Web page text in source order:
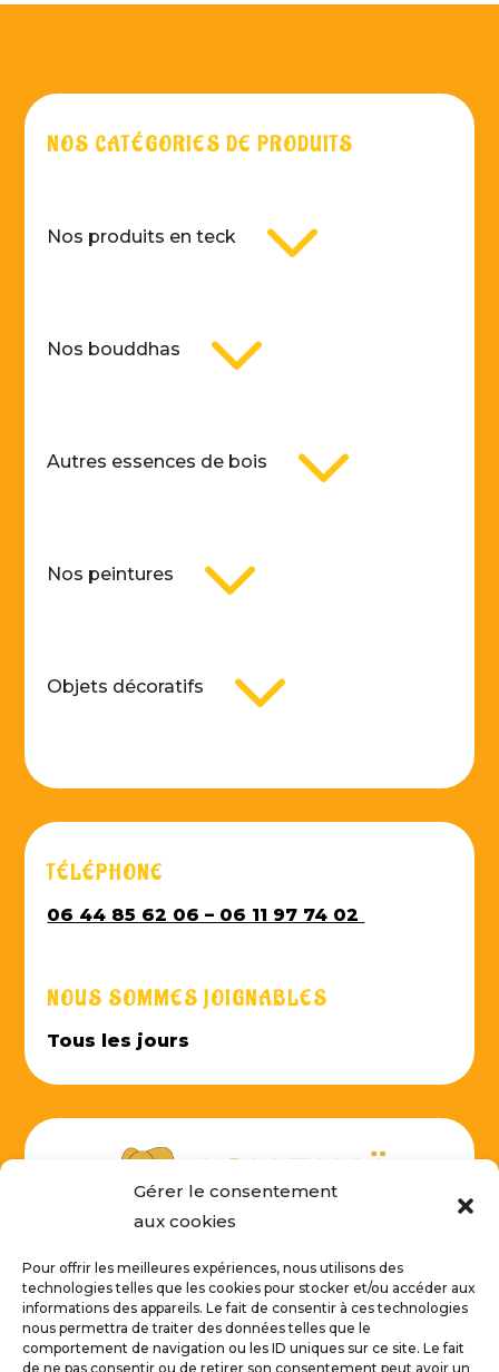
Gérer le consentement
aux cookies
Pour offrir les meilleures expériences, nous utilisons des
technologies telles que les cookies pour stocker et/ou accéder aux
informations des appareils. Le fait de consentir à ces technologies
nous permettra de traiter des données telles que le
comportement de navigation ou les ID uniques sur ce site. Le fait
de ne pas consentir ou de retirer son consentement peut avoir un
NOS CATÉGORIES DE PRODUITS
Nos produits en teck 3
Nos bouddhas 3
Autres essences de bois 3
Nos peintures 3
Objets décoratifs 3
TÉLÉPHONE
06 44 85 62 06 – 06 11 97 74 02
NOUS SOMMES JOIGNABLES
Tous les jours
NOUS CONTACTER